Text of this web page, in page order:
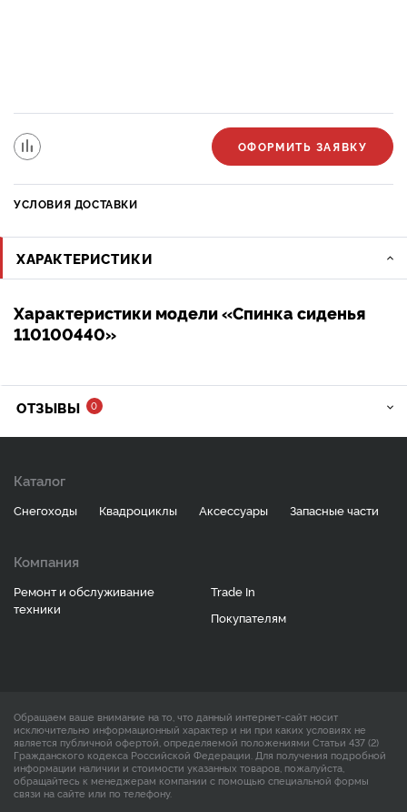
ОФОРМИТЬ ЗАЯВКУ
УСЛОВИЯ ДОСТАВКИ
ХАРАКТЕРИСТИКИ
Характеристики модели «Спинка сиденья
110100440»
ОТЗЫВЫ 0
Каталог
Снегоходы Квадроциклы Аксессуары Запасные части
Компания
Ремонт и обслуживание
техники
Trade In
Покупателям
Обращаем ваше внимание на то, что данный интернет-сайт носит
исключительно информационный характер и ни при каких условиях не
является публичной офертой, определяемой положениями Статьи 437 (2)
Гражданского кодекса Российской Федерации. Для получения подробной
информации наличии и стоимости указанных товаров, пожалуйста,
обращайтесь к менеджерам компании с помощью специальной формы
связи на сайте или по телефону.